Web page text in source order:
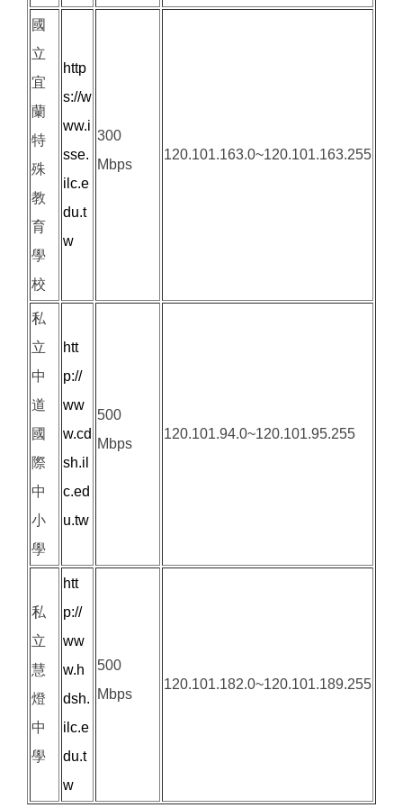
國
立
宜
蘭
特
殊
教
育
學
校
http
s://w
ww.i
sse.
ilc.e
du.t
w
300
Mbps
120.101.163.0~120.101.163.255
私
立
中
道
國
際
中
小
學
htt
p://
ww
w.cd
sh.il
c.ed
u.tw
500
Mbps
120.101.94.0~120.101.95.255
私
立
慧
燈
中
學
htt
p://
ww
w.h
dsh.
ilc.e
du.t
w
500
Mbps
120.101.182.0~120.101.189.255